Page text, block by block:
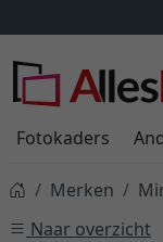
Fotokaders
Merken
Naar overzicht